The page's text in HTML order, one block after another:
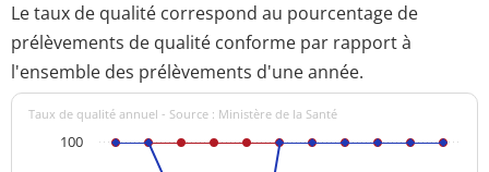
Le taux de qualité correspond au pourcentage de
prélèvements de qualité conforme par rapport à
l'ensemble des prélèvements d'une année.
Taux de qualité annuel - Source : Ministère de la Santé
100